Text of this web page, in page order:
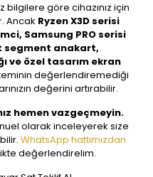
göre cihazınız için
Ancak Ryzen X3D serisi
Samsung PRO serisi
segment anakart,
ve özel tasarım ekran
değerlendiremediği
değerini artırabilir.
hemen vazgeçmeyin.
olarak inceleyerek size
WhatsApp hattımızdan
değerlendirelim.